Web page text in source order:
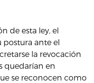
de esta ley, el
postura ante el
la revocación
quedarían en
se reconocen como